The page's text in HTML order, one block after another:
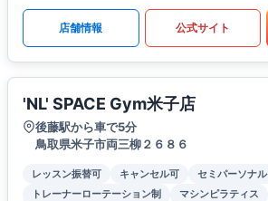
店舗情報 公式サイト
'NL' SPACE Gym米子店
後藤駅から車で5分
鳥取県米子市両三柳２６８６
レッスン振替可 キャンセル可
セミパーソナル
トレーナーローテーション制
マシンピラティス